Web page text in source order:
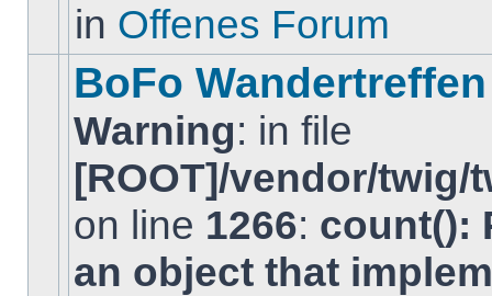
BeitrÃ¤ge
Thema.
in Offenes Forum
gibt
keine
neuen
BoFo
Warning: in file
[ROOT]/vendor/
on line 1266: count():
an object that